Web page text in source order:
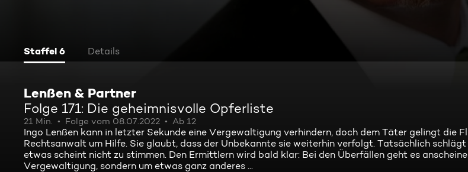
Staffel 6 Details
Lenßen & Partner
Folge 171: Die geheimnisvolle Opferliste
21 Min. Folge vom 08.07.2022 Ab 12
Ingo Lenßen kann in letzter Sekunde eine Vergewaltigung verhindern, doch dem Täter gelingt die
Rechtsanwalt um Hilfe. Sie glaubt, dass der Unbekannte sie weiterhin verfolgt. Tatsächlich
etwas scheint nicht zu stimmen. Den Ermittlern wird bald klar: Bei den Überfällen geht es
Vergewaltigung, sondern um etwas ganz anderes ...